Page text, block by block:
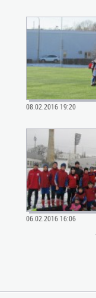
08.02.2016 19:20
06.02.2016 16:06